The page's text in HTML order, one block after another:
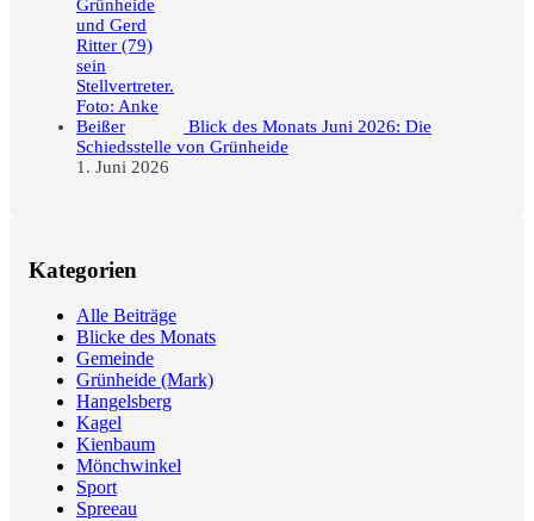
Blick des Monats Juni 2026: Die
Schiedsstelle von Grünheide
1. Juni 2026
Kategorien
Alle Beiträge
Blicke des Monats
Gemeinde
Grünheide (Mark)
Hangelsberg
Kagel
Kienbaum
Mönchwinkel
Sport
Spreeau